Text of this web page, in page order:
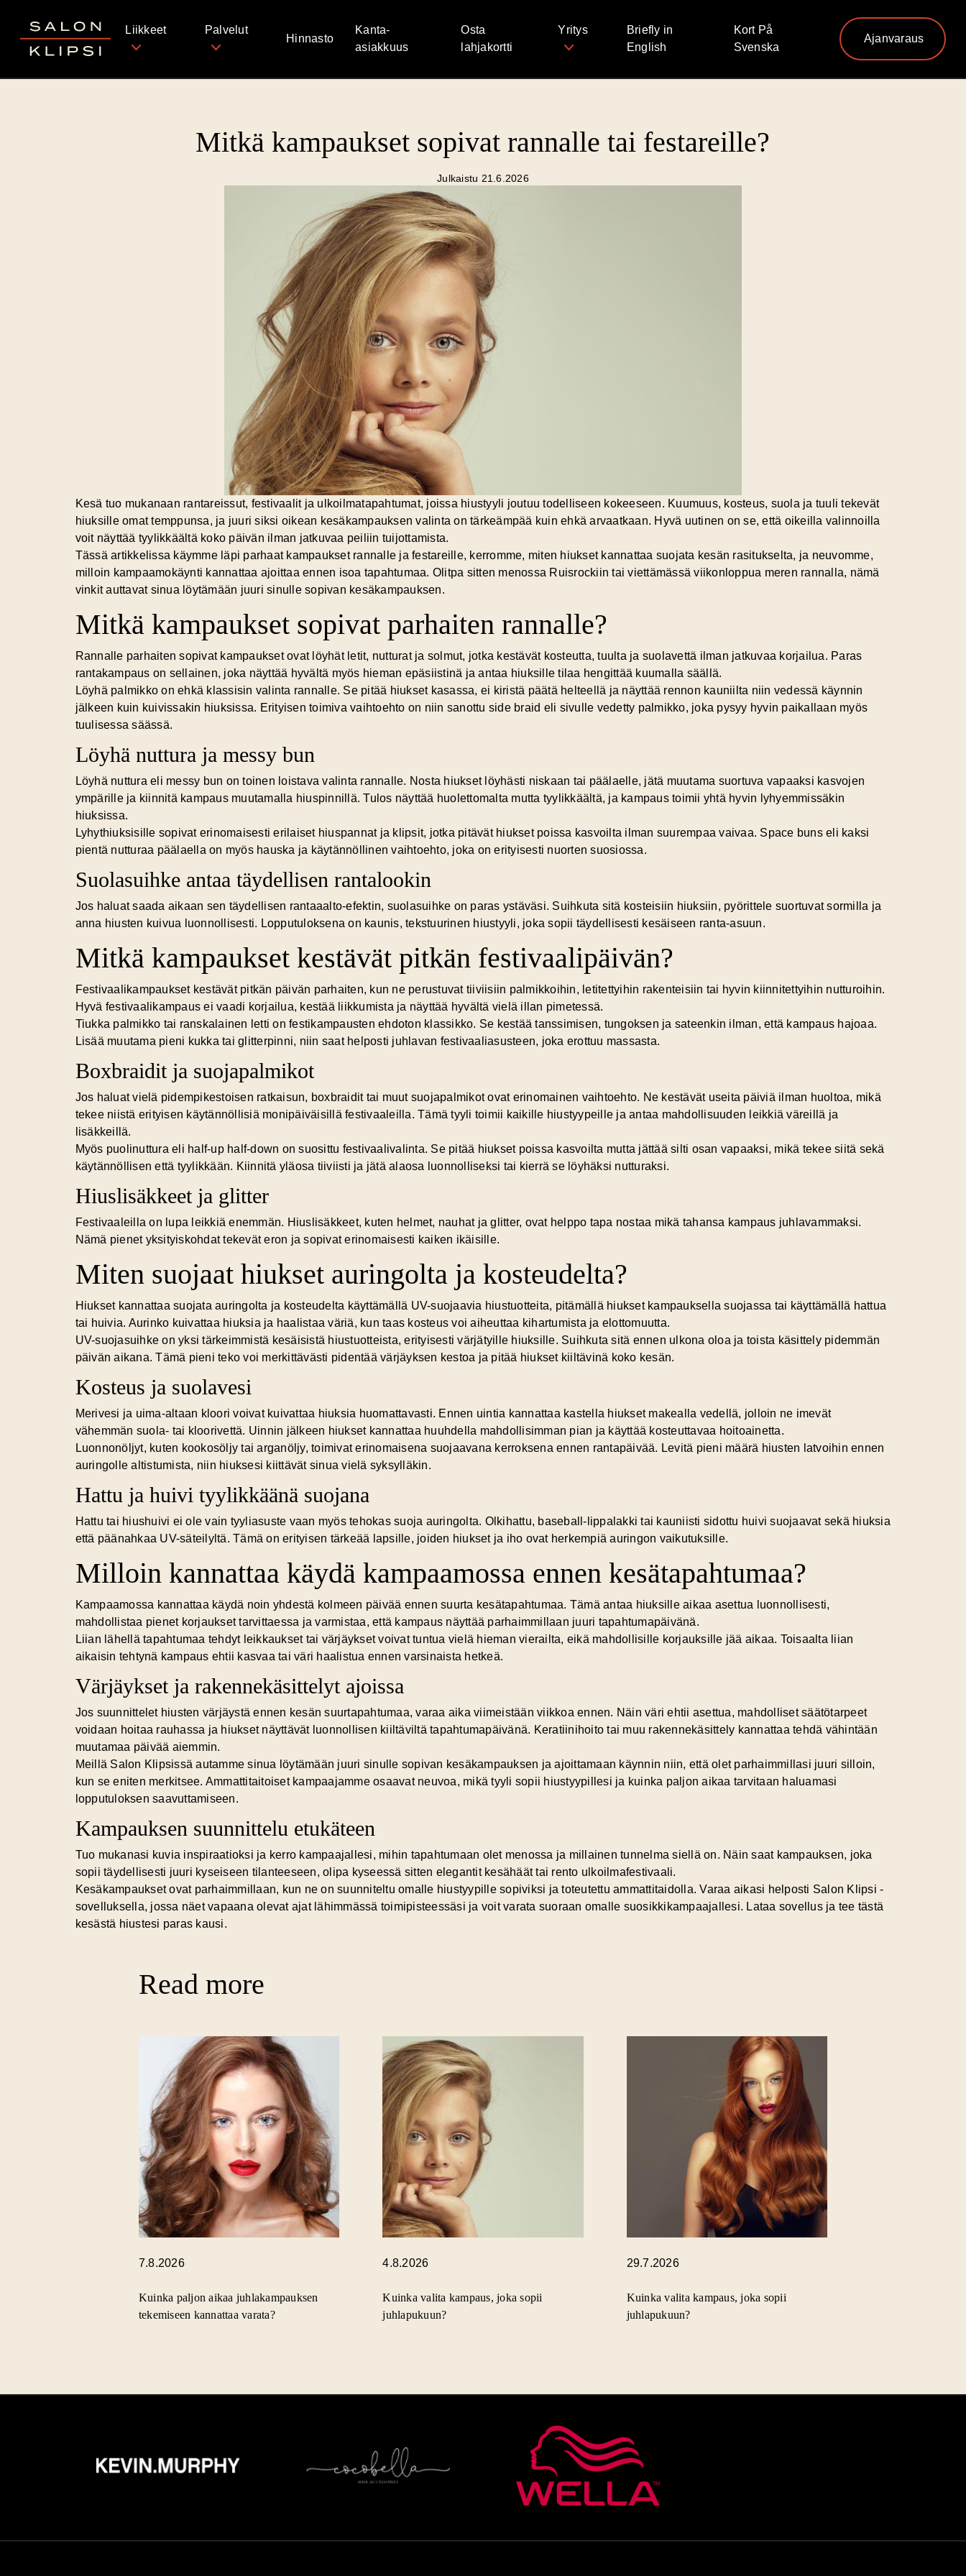
Salon Klipsi
Liikkeet Palvelut
Hinnasto
Kanta-
asiakkuus
Osta
lahjakortti
Yritys
Briefly in
English
Kort På
Svenska
Ajanvaraus
Mitkä kampaukset sopivat rannalle tai festareille?
Julkaistu 21.6.2026
Kesä tuo mukanaan rantareissut, festivaalit ja ulkoilmatapahtumat, joissa hiustyyli joutuu todelliseen kokeeseen. Kuumuus, kosteus, suola ja tuuli tekevät
hiuksille omat temppunsa, ja juuri siksi oikean kesäkampauksen valinta on tärkeämpää kuin ehkä arvaatkaan. Hyvä uutinen on se, että oikeilla valinnoilla
voit näyttää tyylikkäältä koko päivän ilman jatkuvaa peiliin tuijottamista.
Tässä artikkelissa käymme läpi parhaat kampaukset rannalle ja festareille, kerromme, miten hiukset kannattaa suojata kesän rasitukselta, ja neuvomme,
milloin kampaamokäynti kannattaa ajoittaa ennen isoa tapahtumaa. Olitpa sitten menossa Ruisrockiin tai viettämässä viikonloppua meren rannalla, nämä
vinkit auttavat sinua löytämään juuri sinulle sopivan kesäkampauksen.
Mitkä kampaukset sopivat parhaiten rannalle?
Rannalle parhaiten sopivat kampaukset ovat löyhät letit, nutturat ja solmut, jotka kestävät kosteutta, tuulta ja suolavettä ilman jatkuvaa korjailua. Paras
rantakampaus on sellainen, joka näyttää hyvältä myös hieman epäsiistinä ja antaa hiuksille tilaa hengittää kuumalla säällä.
Löyhä palmikko on ehkä klassisin valinta rannalle. Se pitää hiukset kasassa, ei kiristä päätä helteellä ja näyttää rennon kauniilta niin vedessä käynnin
jälkeen kuin kuivissakin hiuksissa. Erityisen toimiva vaihtoehto on niin sanottu side braid eli sivulle vedetty palmikko, joka pysyy hyvin paikallaan myös
tuulisessa säässä.
Löyhä nuttura ja messy bun
Löyhä nuttura eli messy bun on toinen loistava valinta rannalle. Nosta hiukset löyhästi niskaan tai päälaelle, jätä muutama suortuva vapaaksi kasvojen
ympärille ja kiinnitä kampaus muutamalla hiuspinnillä. Tulos näyttää huolettomalta mutta tyylikkäältä, ja kampaus toimii yhtä hyvin lyhyemmissäkin
hiuksissa.
Lyhythiuksisille sopivat erinomaisesti erilaiset hiuspannat ja klipsit, jotka pitävät hiukset poissa kasvoilta ilman suurempaa vaivaa. Space buns eli kaksi
pientä nutturaa päälaella on myös hauska ja käytännöllinen vaihtoehto, joka on erityisesti nuorten suosiossa.
Suolasuihke antaa täydellisen rantalookin
Jos haluat saada aikaan sen täydellisen rantaaalto-efektin, suolasuihke on paras ystäväsi. Suihkuta sitä kosteisiin hiuksiin, pyörittele suortuvat sormilla ja
anna hiusten kuivua luonnollisesti. Lopputuloksena on kaunis, tekstuurinen hiustyyli, joka sopii täydellisesti kesäiseen ranta-asuun.
Mitkä kampaukset kestävät pitkän festivaalipäivän?
Festivaalikampaukset kestävät pitkän päivän parhaiten, kun ne perustuvat tiiviisiin palmikkoihin, letitettyihin rakenteisiin tai hyvin kiinnitettyihin nutturoihin.
Hyvä festivaalikampaus ei vaadi korjailua, kestää liikkumista ja näyttää hyvältä vielä illan pimetessä.
Tiukka palmikko tai ranskalainen letti on festikampausten ehdoton klassikko. Se kestää tanssimisen, tungoksen ja sateenkin ilman, että kampaus hajoaa.
Lisää muutama pieni kukka tai glitterpinni, niin saat helposti juhlavan festivaaliasusteen, joka erottuu massasta.
Boxbraidit ja suojapalmikot
Jos haluat vielä pidempikestoisen ratkaisun, boxbraidit tai muut suojapalmikot ovat erinomainen vaihtoehto. Ne kestävät useita päiviä ilman huoltoa, mikä
tekee niistä erityisen käytännöllisiä monipäiväisillä festivaaleilla. Tämä tyyli toimii kaikille hiustyypeille ja antaa mahdollisuuden leikkiä väreillä ja
lisäkkeillä.
Myös puolinuttura eli half-up half-down on suosittu festivaalivalinta. Se pitää hiukset poissa kasvoilta mutta jättää silti osan vapaaksi, mikä tekee siitä sekä
käytännöllisen että tyylikkään. Kiinnitä yläosa tiiviisti ja jätä alaosa luonnolliseksi tai kierrä se löyhäksi nutturaksi.
Hiuslisäkkeet ja glitter
Festivaaleilla on lupa leikkiä enemmän. Hiuslisäkkeet, kuten helmet, nauhat ja glitter, ovat helppo tapa nostaa mikä tahansa kampaus juhlavammaksi.
Nämä pienet yksityiskohdat tekevät eron ja sopivat erinomaisesti kaiken ikäisille.
Miten suojaat hiukset auringolta ja kosteudelta?
Hiukset kannattaa suojata auringolta ja kosteudelta käyttämällä UV-suojaavia hiustuotteita, pitämällä hiukset kampauksella suojassa tai käyttämällä hattua
tai huivia. Aurinko kuivattaa hiuksia ja haalistaa väriä, kun taas kosteus voi aiheuttaa kihartumista ja elottomuutta.
UV-suojasuihke on yksi tärkeimmistä kesäisistä hiustuotteista, erityisesti värjätyille hiuksille. Suihkuta sitä ennen ulkona oloa ja toista käsittely pidemmän
päivän aikana. Tämä pieni teko voi merkittävästi pidentää värjäyksen kestoa ja pitää hiukset kiiltävinä koko kesän.
Kosteus ja suolavesi
Merivesi ja uima-altaan kloori voivat kuivattaa hiuksia huomattavasti. Ennen uintia kannattaa kastella hiukset makealla vedellä, jolloin ne imevät
vähemmän suola- tai kloorivettä. Uinnin jälkeen hiukset kannattaa huuhdella mahdollisimman pian ja käyttää kosteuttavaa hoitoainetta.
Luonnonöljyt, kuten kookosöljy tai arganöljy, toimivat erinomaisena suojaavana kerroksena ennen rantapäivää. Levitä pieni määrä hiusten latvoihin ennen
auringolle altistumista, niin hiuksesi kiittävät sinua vielä syksylläkin.
Hattu ja huivi tyylikkäänä suojana
Hattu tai hiushuivi ei ole vain tyyliasuste vaan myös tehokas suoja auringolta. Olkihattu, baseball-lippalakki tai kauniisti sidottu huivi suojaavat sekä hiuksia
että päänahkaa UV-säteilyltä. Tämä on erityisen tärkeää lapsille, joiden hiukset ja iho ovat herkempiä auringon vaikutuksille.
Milloin kannattaa käydä kampaamossa ennen kesätapahtumaa?
Kampaamossa kannattaa käydä noin yhdestä kolmeen päivää ennen suurta kesätapahtumaa. Tämä antaa hiuksille aikaa asettua luonnollisesti,
mahdollistaa pienet korjaukset tarvittaessa ja varmistaa, että kampaus näyttää parhaimmillaan juuri tapahtumapäivänä.
Liian lähellä tapahtumaa tehdyt leikkaukset tai värjäykset voivat tuntua vielä hieman vierailta, eikä mahdollisille korjauksille jää aikaa. Toisaalta liian
aikaisin tehtynä kampaus ehtii kasvaa tai väri haalistua ennen varsinaista hetkeä.
Värjäykset ja rakennekäsittelyt ajoissa
Jos suunnittelet hiusten värjäystä ennen kesän suurtapahtumaa, varaa aika viimeistään viikkoa ennen. Näin väri ehtii asettua, mahdolliset säätötarpeet
voidaan hoitaa rauhassa ja hiukset näyttävät luonnollisen kiiltäviltä tapahtumapäivänä. Keratiinihoito tai muu rakennekäsittely kannattaa tehdä vähintään
muutamaa päivää aiemmin.
Meillä Salon Klipsissä autamme sinua löytämään juuri sinulle sopivan kesäkampauksen ja ajoittamaan käynnin niin, että olet parhaimmillasi juuri silloin,
kun se eniten merkitsee. Ammattitaitoiset kampaajamme osaavat neuvoa, mikä tyyli sopii hiustyypillesi ja kuinka paljon aikaa tarvitaan haluamasi
lopputuloksen saavuttamiseen.
Kampauksen suunnittelu etukäteen
Tuo mukanasi kuvia inspiraatioksi ja kerro kampaajallesi, mihin tapahtumaan olet menossa ja millainen tunnelma siellä on. Näin saat kampauksen, joka
sopii täydellisesti juuri kyseiseen tilanteeseen, olipa kyseessä sitten elegantit kesähäät tai rento ulkoilmafestivaali.
Kesäkampaukset ovat parhaimmillaan, kun ne on suunniteltu omalle hiustyypille sopiviksi ja toteutettu ammattitaidolla. Varaa aikasi helposti Salon Klipsi -
sovelluksella, jossa näet vapaana olevat ajat lähimmässä toimipisteessäsi ja voit varata suoraan omalle suosikkikampaajallesi. Lataa sovellus ja tee tästä
kesästä hiustesi paras kausi.
Read more
7.8.2026
Kuinka paljon aikaa juhlakampauksen
tekemiseen kannattaa varata?
4.8.2026
Kuinka valita kampaus, joka sopii
juhlapukuun?
29.7.2026
Kuinka valita kampaus, joka sopii
juhlapukuun?